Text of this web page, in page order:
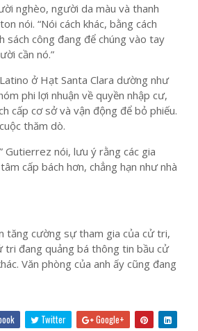
nghèo, người da màu và thanh
nói. “Nói cách khác, bằng cách
sách công đang để chúng vào tay
cần nó.”
ở Hạt Santa Clara dường như
phi lợi nhuận về quyền nhập cư,
cấp cơ sở và vận động để bỏ phiếu.
thăm dò.
Gutierrez nói, lưu ý rằng các gia
cấp bách hơn, chẳng hạn như nhà
tăng cường sự tham gia của cử tri,
tri đang quảng bá thông tin bầu cử
Văn phòng của anh ấy cũng đang
Twitter Google+